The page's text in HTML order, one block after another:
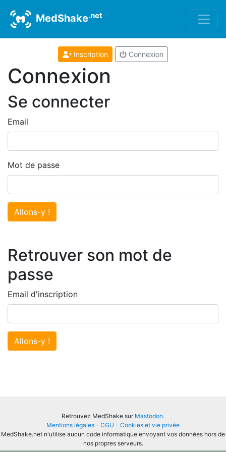
MedShake.net
Inscription Connexion
Connexion
Se connecter
Email
Mot de passe
Allons-y !
Retrouver son mot de
passe
Email d'inscription
Allons-y !
Retrouvez MedShake sur Mastodon.
Mentions légales - CGU - Cookies et vie privée
MedShake.net n'utilise aucun code informatique envoyant vos données hors de
nos propres serveurs.